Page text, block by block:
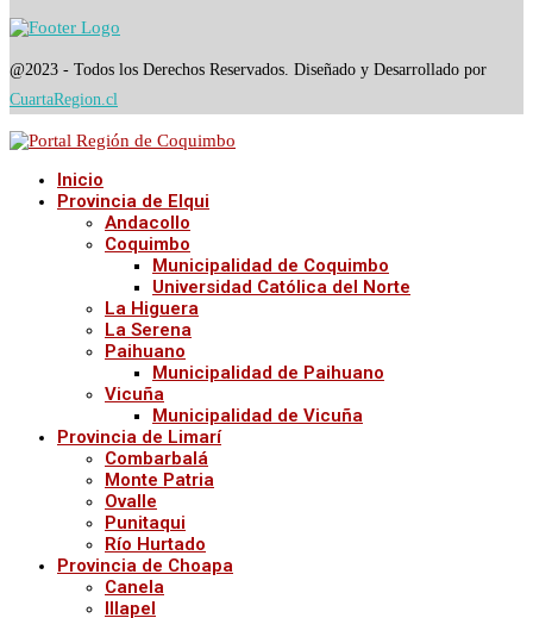
@2023 - Todos los Derechos Reservados. Diseñado y Desarrollado por
CuartaRegion.cl
Inicio
Provincia de Elqui
Andacollo
Coquimbo
Municipalidad de Coquimbo
Universidad Católica del Norte
La Higuera
La Serena
Paihuano
Municipalidad de Paihuano
Vicuña
Municipalidad de Vicuña
Provincia de Limarí
Combarbalá
Monte Patria
Ovalle
Punitaqui
Río Hurtado
Provincia de Choapa
Canela
Illapel